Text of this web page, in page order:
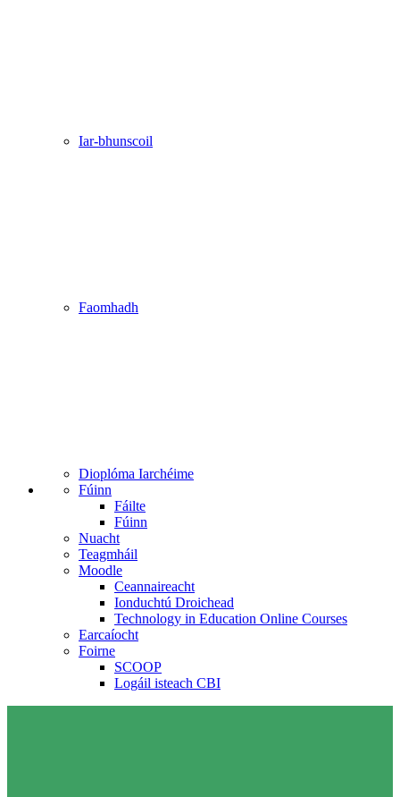
Iar-bhunscoil
Faomhadh
Dioplóma Iarchéime
Fúinn
Fáilte
Fúinn
Nuacht
Teagmháil
Moodle
Ceannaireacht
Ionduchtú Droichead
Technology in Education Online Courses
Earcaíocht
Foirne
SCOOP
Logáil isteach CBI